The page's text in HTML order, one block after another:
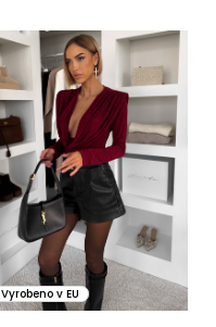
Vyrobeno v EU